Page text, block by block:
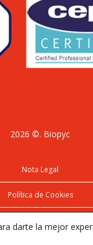
2026 ©. Biopyc
Nota Legal
Política de Cookies
darte la mejor